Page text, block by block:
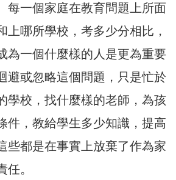
每一個家庭在教育問題上所面
上哪所學校，考多少分相比，
為一個什麼樣的人是更為重要
避或忽略這個問題，只是忙於
學校，找什麼樣的老師，為孩
件，教給學生多少知識，提高
些都是在事實上放棄了作為家
。